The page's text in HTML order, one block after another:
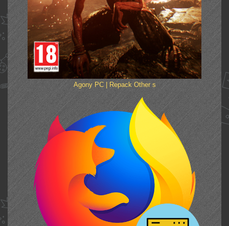
Agony PC | Repack Other s